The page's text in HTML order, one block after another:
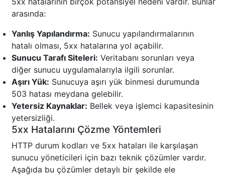
arasında:
Yanlış Yapılandırma: Sunucu yapılandırmalarının
hatalı olması, 5xx hatalarına yol açabilir.
Sunucu Tarafı Siteleri: Veritabanı sorunları veya
diğer sunucu uygulamalarıyla ilgili sorunlar.
Aşırı Yük: Sunucuya aşırı yük binmesi durumunda
503 hatası meydana gelebilir.
Yetersiz Kaynaklar: Bellek veya işlemci kapasitesinin
yetersizliği.
5xx Hatalarını Çözme Yöntemleri
HTTP durum kodları ve 5xx hataları ile karşılaşan
sunucu yöneticileri için bazı teknik çözümler vardır.
Aşağıda bu çözümler detaylı bir şekilde ele